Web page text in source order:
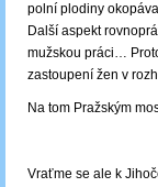
polní plodiny
Další aspekt
mužskou práci…
zastoupení žen v
Na tom Pražským
Vraťme se ale k